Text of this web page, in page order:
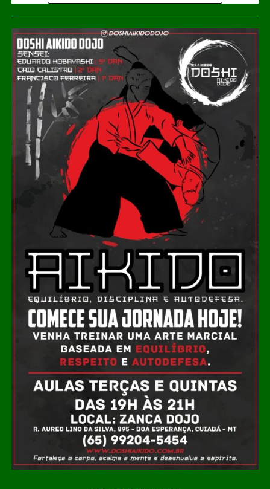
avanço da Denza evidencia a crescente competitividade
das fabricantes chinesas, que têm atraído consumidores
ao oferecer veículos eletrificados com mais tecnologia
embarcada e preços mais competitivos.
O cenário acompanha a expansão do mercado de
eletrificados no país. Nos primeiros 15 dias de julho,
esses veículos representaram 23,6% dos automóveis
emplacados no Brasil, com mais de 25 mil unidades
vendidas. No acumulado de 2026, o segmento registra
crescimento de 120%, consolidando a BYD como uma
das protagonistas da transição para a mobilidade elétrica.
COMENTE ABAIXO:
WhatsApp
Twitter
Messenger
LinkedIn
Leia Também: Prefeitura de Sinop
divulga cronograma de vacinação
itinerante para o mês de julho